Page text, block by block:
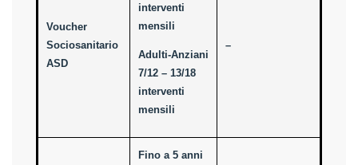
Voucher
Sociosanitario
ASD
interventi
mensili
Adulti-Anziani
7/12 – 13/18
interventi
mensili
–
Fino a 5 anni